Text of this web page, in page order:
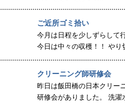
ご近所ゴミ拾い
今月は日程を少しずらして
今日は中々の収穫！！ やり
クリーニング師研修会
昨日は飯田橋の日本クリー
研修会がありました。 洗濯